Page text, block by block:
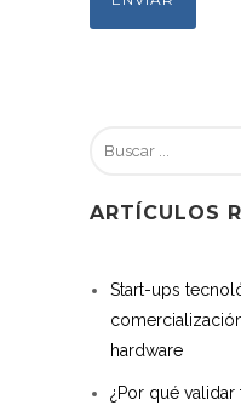
ARTÍCULOS
Start-ups
hardware
¿Por qué